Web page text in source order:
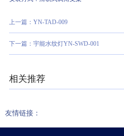
上一篇：YN-TAD-009
下一篇：宇能水纹灯YN-SWD-001
相关推荐
友情链接：